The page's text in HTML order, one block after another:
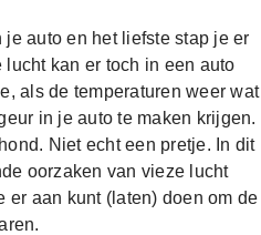
auto en het liefste stap je er
kan er toch in een auto
als de temperaturen weer wat
in je auto te maken krijgen.
Niet echt een pretje. In dit
oorzaken van vieze lucht
er aan kunt (laten) doen om de